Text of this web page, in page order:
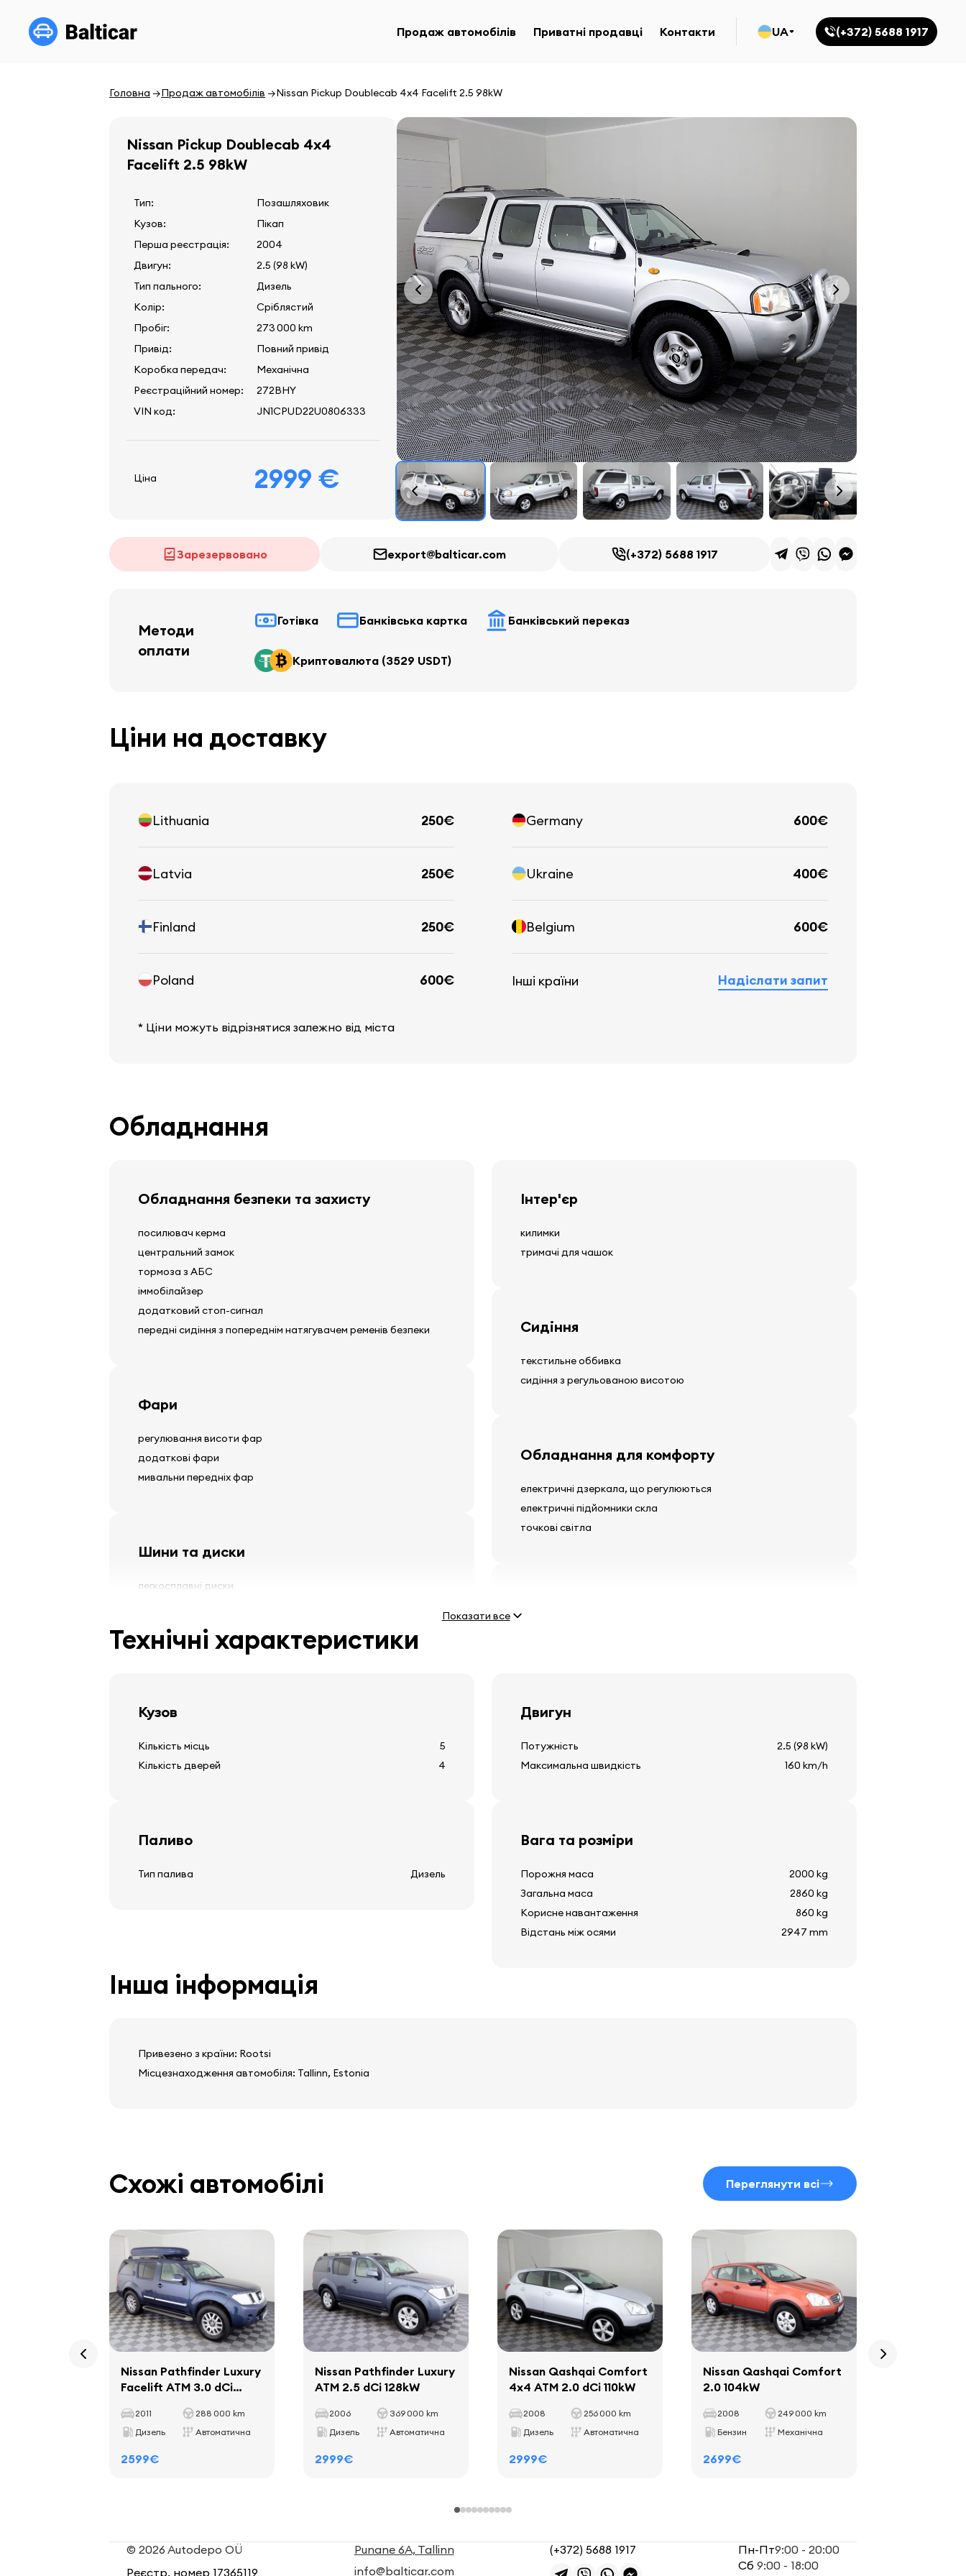
Продаж автомобілів Приватні продавці Контакти UA (+372) 5688 1917
Головна Продаж автомобілів Nissan Pickup Doublecab 4x4 Facelift 2.5 98kW
Nissan Pickup Doublecab 4x4
Facelift 2.5 98kW
Тип:
Позашляховик
Кузов:
Пікап
Перша реєстрація:
2004
Двигун:
2.5 (98 kW)
Тип пального:
Дизель
Колір:
Сріблястий
Пробіг:
273 000 km
Привід:
Повний привід
Коробка передач:
Механічна
Реєстраційний номер:
272BHY
VIN код:
JN1CPUD22U0806333
Ціна 2999 €
Зарезервовано export@balticar.com (+372) 5688 1917
Методи
оплати
Готівка Банківська картка Банківський переказ
Криптовалюта (3529 USDT)
Ціни на доставку
Lithuania 250€
Latvia 250€
Finland 250€
Poland 600€
Germany 600€
Ukraine 400€
Belgium 600€
Інші країни Надіслати запит
* Ціни можуть відрізнятися залежно від міста
Обладнання
Обладнання безпеки та захисту
посилювач керма
центральний замок
тормоза з АБС
іммобілайзер
додатковий стоп-сигнал
передні сидіння з попереднім натягувачем ременів безпеки
Фари
регулювання висоти фар
додаткові фари
мивальни передніх фар
Шини та диски
легкосплавні диски
кожне кермо
колонки
система навігації
Інтер'єр
килимки
тримачі для чашок
Сидіння
текстильне оббивка
сидіння з регульованою висотою
Обладнання для комфорту
електричні дзеркала, що регулюються
електричні підйомники скла
точкові світла
Показати все
Технічні характеристики
Кузов
Кількість місць
5
Кількість дверей
4
Паливо
Тип палива Дизель
Двигун
Потужність
2.5 (98 kW)
Максимальна швидкість
160 km/h
Вага та розміри
Порожня маса
2000 kg
Загальна маса
2860 kg
Корисне навантаження
860 kg
Відстань між осями
2947 mm
Інша інформація
Привезено з країни: Rootsi
Місцезнаходження автомобіля: Tallinn, Estonia
Схожі автомобілі Переглянути всі
Nissan Pathfinder Luxury
Facelift ATM 3.0 dCi
2011
288 000 km
Дизель
Автоматична
2599€
Nissan Pathfinder Luxury
ATM 2.5 dCi 128kW
2006
369 000 km
Дизель
Автоматична
2999€
Nissan Qashqai Comfort
4x4 ATM 2.0 dCi 110kW
2008
256 000 km
Дизель
Автоматична
2999€
Nissan Qashqai Comfort
2.0 104kW
2008
249 000 km
Бензин
Механічна
2699€
© 2026 Autodepo OÜ
Реєстр. номер 17365119
Punane 6A, Tallinn
info@balticar.com
(+372) 5688 1917 Пн-Пт9:00 - 20:00
Сб 9:00 - 18:00